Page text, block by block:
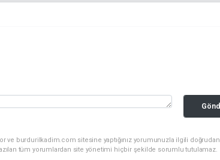
ve burdurilkadim.com sitesine yaptığınız yorumunuzla ilgili doğrudan
tüm yorumlardan site yönetimi hiçbir şekilde sorumlu tutulamaz.